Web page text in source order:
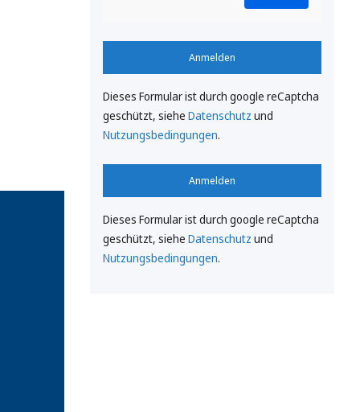
Anmelden
Dieses Formular ist durch google reCaptcha
geschützt, siehe Datenschutz und
Nutzungsbedingungen.
Anmelden
Dieses Formular ist durch google reCaptcha
geschützt, siehe Datenschutz und
Nutzungsbedingungen.